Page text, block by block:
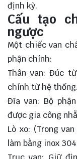
định kỳ.
Cấu tạo
ngược
Một chiếc van
phận chính:
Thân van: Đúc
chính từ hệ thống.
Đĩa van: Bộ
được gia công
Lò xo: (Trong
làm bằng inox